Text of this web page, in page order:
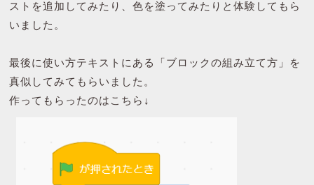
ストを追加してみたり、色を塗ってみたりと体験してもら
いました。
最後に使い方テキストにある「ブロックの組み立て方」を
真似してみてもらいました。
作ってもらったのはこちら↓